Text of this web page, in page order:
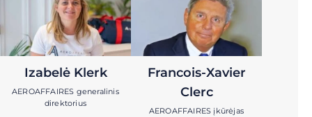
Izabelė Klerk
AEROAFFAIRES generalinis
direktorius
Francois-Xavier
Clerc
AEROAFFAIRES įkūrėjas